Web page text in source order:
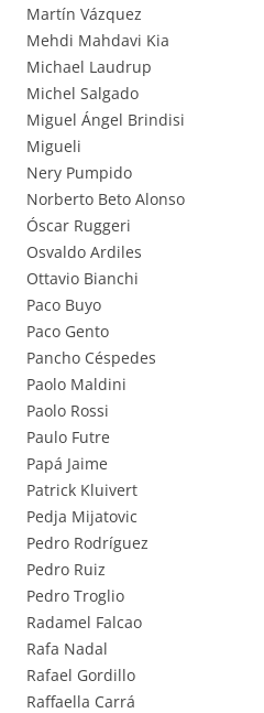
Martín Vázquez
Mehdi Mahdavi Kia
Michael Laudrup
Michel Salgado
Miguel Ángel Brindisi
Migueli
Nery Pumpido
Norberto Beto Alonso
Óscar Ruggeri
Osvaldo Ardiles
Ottavio Bianchi
Paco Buyo
Paco Gento
Pancho Céspedes
Paolo Maldini
Paolo Rossi
Paulo Futre
Papá Jaime
Patrick Kluivert
Pedja Mijatovic
Pedro Rodríguez
Pedro Ruiz
Pedro Troglio
Radamel Falcao
Rafa Nadal
Rafael Gordillo
Raffaella Carrá